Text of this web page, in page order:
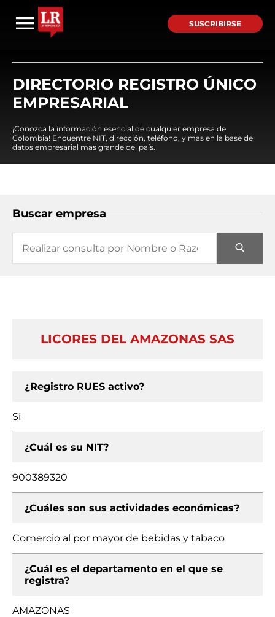
SUSCRIBIRSE
DIRECTORIO REGISTRO ÚNICO
EMPRESARIAL
¡Conozca la información esencial de cualquier empresa de
Colombia! Encuentre NIT, dirección, teléfono, y mas en la base de
datos empresarial mas grande del país.
Buscar empresa
LICORES DEL AMAZONAS SAS
¿Registro RUES activo?
Si
¿Cuál es su NIT?
900389320
¿Cuáles son sus actividades económicas?
Comercio al por mayor de bebidas y tabaco
¿Cuál es el departamento en el que se
registra?
AMAZONAS